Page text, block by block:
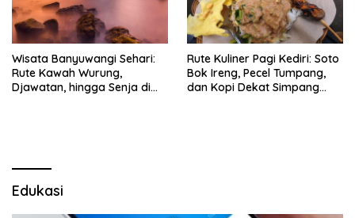
Wisata Banyuwangi Sehari:
Rute Kawah Wurung,
Djawatan, hingga Senja di
Rute Kuliner Pagi Kediri: Soto
Bok Ireng, Pecel Tumpang,
dan Kopi Dekat Simpang
Edukasi